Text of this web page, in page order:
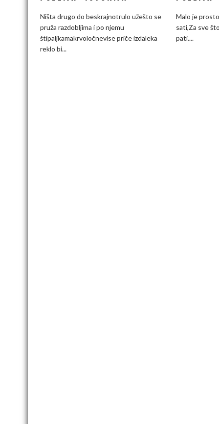
Ništa drugo do beskrajnotrulo užešto se
pruža razdobljima i po njemu
štipaljkamakrvoločnevise priče izdaleka
reklo bi...
Malo je
sati,Za sve
pati....